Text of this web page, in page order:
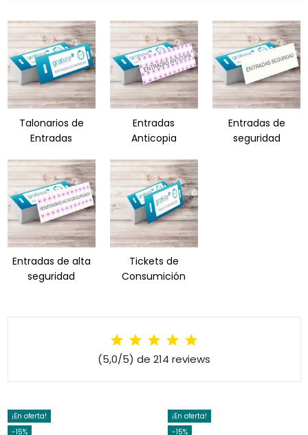
Talonarios de
Entradas
Entradas
Anticopia
Entradas de
seguridad
Entradas de alta
seguridad
Tickets de
Consumición
(5,0/5) de 214 reviews
¡En oferta!
-15%
¡En oferta!
-15%